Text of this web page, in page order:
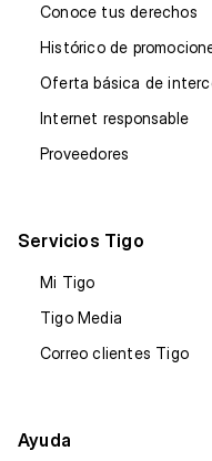
Conoce tus derechos
Histórico de
Oferta básica de
Internet responsable
Proveedores
Servicios Tigo
Mi Tigo
Tigo Media
Correo clientes Tigo
Ayuda